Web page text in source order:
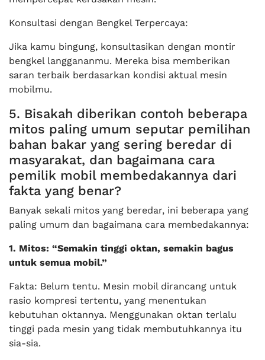
Konsultasi dengan Bengkel Terpercaya:
Jika kamu bingung, konsultasikan dengan montir
bengkel langgananmu. Mereka bisa memberikan
saran terbaik berdasarkan kondisi aktual mesin
mobilmu.
5. Bisakah diberikan contoh beberapa
mitos paling umum seputar pemilihan
bahan bakar yang sering beredar di
masyarakat, dan bagaimana cara
pemilik mobil membedakannya dari
fakta yang benar?
Banyak sekali mitos yang beredar, ini beberapa yang
paling umum dan bagaimana cara membedakannya:
1. Mitos: “Semakin tinggi oktan, semakin bagus
untuk semua mobil.”
Fakta: Belum tentu. Mesin mobil dirancang untuk
rasio kompresi tertentu, yang menentukan
kebutuhan oktannya. Menggunakan oktan terlalu
tinggi pada mesin yang tidak membutuhkannya itu
sia-sia.